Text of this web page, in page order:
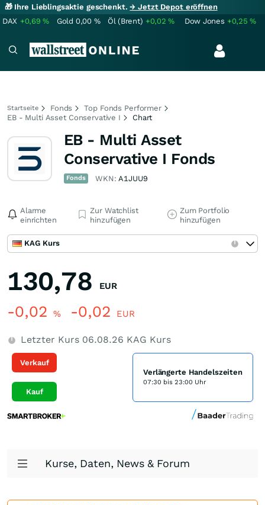
🎁 Ihre Lieblingsaktie geschenkt.→ Jetzt Depot eröffnen
DAX +0,69% Gold 0,00 % Öl (Brent) +0,02% Dow Jones +0,25%
Startseite Fonds
Top Fonds Performer
EB - Multi Asset Conservative I
Chart
EB - Multi Asset
Conservative I Fonds
Fonds WKN:A1JUU9
Alarme
einrichten
Zur Watchlist
hinzufügen
Zum Portfolio
hinzufügen
KAG Kurs
130,78 EUR
-0,02 % -0,02 EUR
Letzter Kurs 06.08.26 KAG Kurs
Verkauf
Kauf
Verlängerte Handelszeiten
07:30 bis 23:00 Uhr
Kurse, Daten, News & Forum